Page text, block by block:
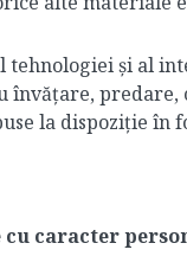
și al
învățare,
la dispoziție
caracter